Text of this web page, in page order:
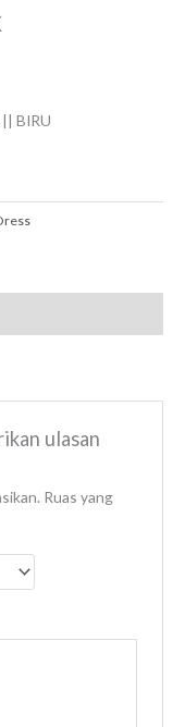
BIRU
ulasan
Ruas yang